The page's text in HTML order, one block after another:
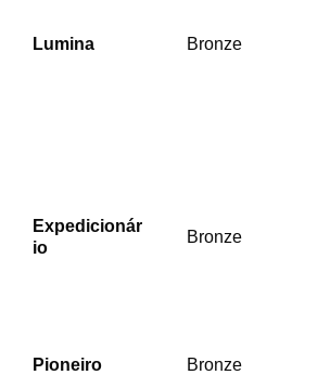
Lumina Bronze
Expedicionár
io
Bronze
Pioneiro Bronze